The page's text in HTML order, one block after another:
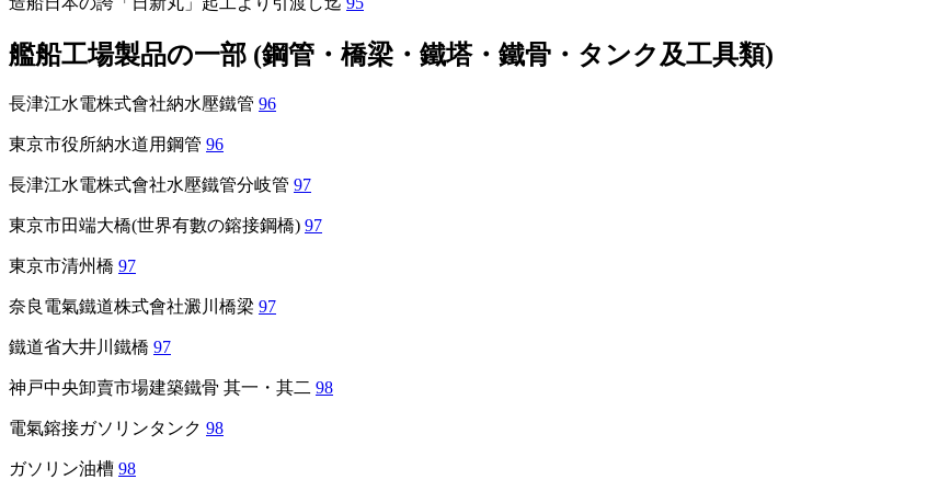
艦船工場製品の一部 (鋼管・橋梁・鐵塔・鐵骨・タンク及工具類)
長津江水電株式會社納水壓鐵管 96
東京市役所納水道用鋼管 96
長津江水電株式會社水壓鐵管分岐管 97
東京市田端大橋(世界有數の鎔接鋼橋) 97
東京市清州橋 97
奈良電氣鐵道株式會社澱川橋梁 97
鐵道省大井川鐵橋 97
神戸中央卸賣市場建築鐵骨 其一・其二 98
電氣鎔接ガソリンタンク 98
ガソリン油槽 98